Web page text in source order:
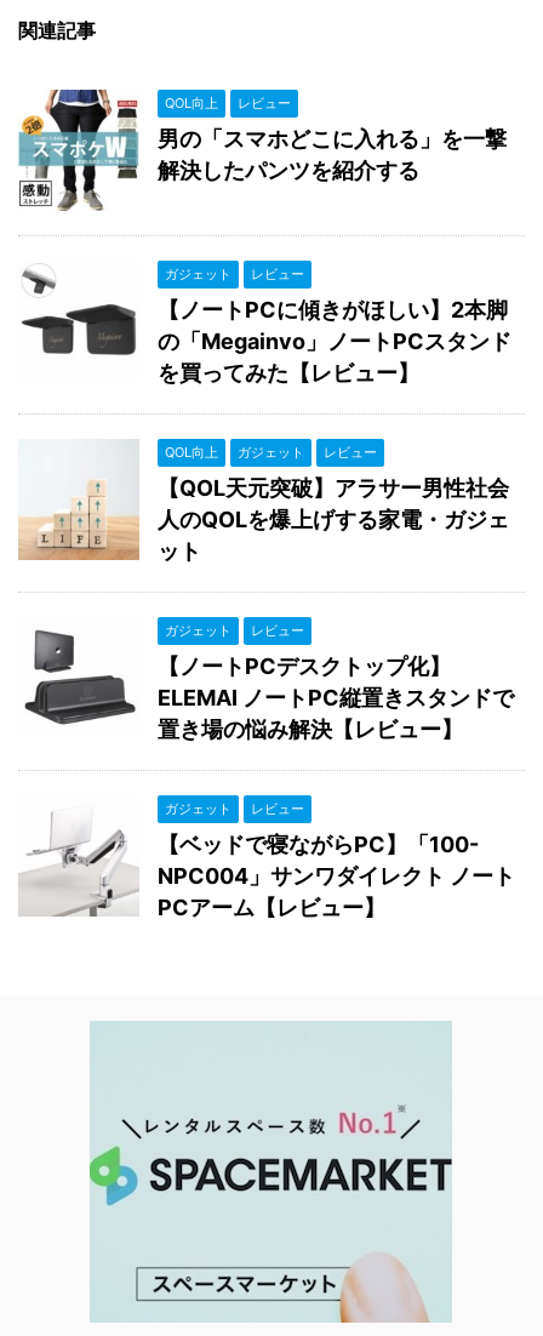
関連記事
QOL向上 レビュー
男の「スマホどこに入れる」を一撃
解決したパンツを紹介する
ガジェット レビュー
【ノートPCに傾きがほしい】2本脚
の「Megainvo」ノートPCスタンド
を買ってみた【レビュー】
QOL向上 ガジェット レビュー
【QOL天元突破】アラサー男性社会
人のQOLを爆上げする家電・ガジェ
ット
ガジェット レビュー
【ノートPCデスクトップ化】
ELEMAI ノートPC縦置きスタンドで
置き場の悩み解決【レビュー】
ガジェット レビュー
【ベッドで寝ながらPC】「100-
NPC004」サンワダイレクト ノート
PCアーム【レビュー】